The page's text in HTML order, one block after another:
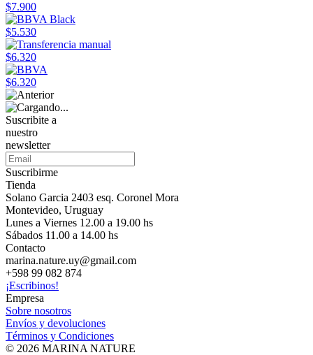
$7.900
$5.530
$6.320
$6.320
Suscribite a
nuestro
newsletter
Suscribirme
Tienda
Solano Garcia 2403 esq. Coronel Mora
Montevideo, Uruguay
Lunes a Viernes 12.00 a 19.00 hs
Sábados 11.00 a 14.00 hs
Contacto
marina.nature.uy@gmail.com
+598 99 082 874
¡Escribinos!
Empresa
Sobre nosotros
Envíos y devoluciones
Términos y Condiciones
© 2026 MARINA NATURE